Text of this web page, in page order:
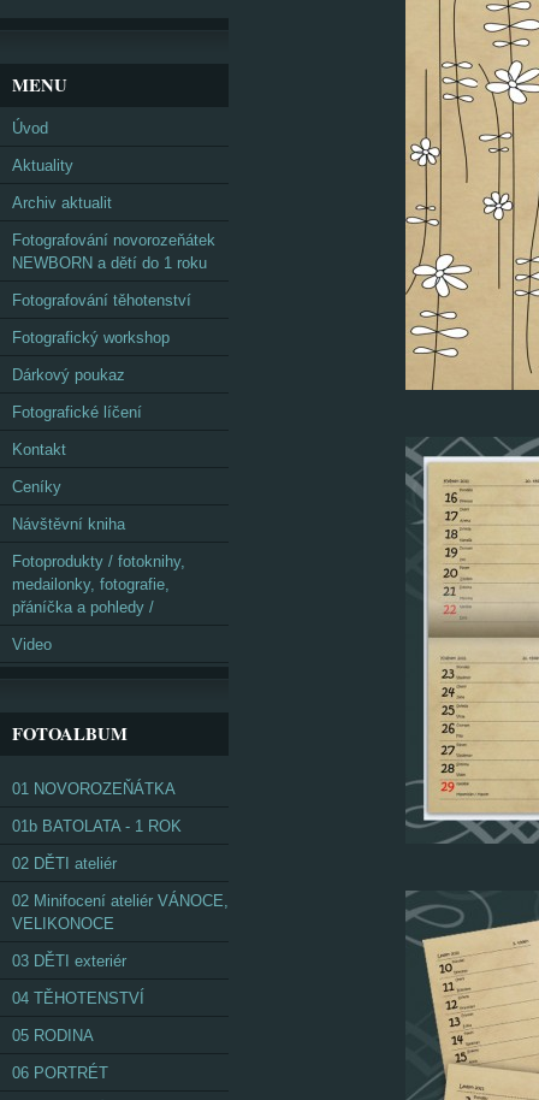
MENU
Úvod
Aktuality
Archiv aktualit
Fotografování novorozeňátek
NEWBORN a dětí do 1 roku
Fotografování těhotenství
Fotografický workshop
Dárkový poukaz
Fotografické líčení
Kontakt
Ceníky
Návštěvní kniha
Fotoprodukty / fotoknihy,
medailonky, fotografie,
přáníčka a pohledy /
Video
FOTOALBUM
01 NOVOROZEŇÁTKA
01b BATOLATA - 1 ROK
02 DĚTI ateliér
02 Minifocení ateliér VÁNOCE,
VELIKONOCE
03 DĚTI exteriér
04 TĚHOTENSTVÍ
05 RODINA
06 PORTRÉT